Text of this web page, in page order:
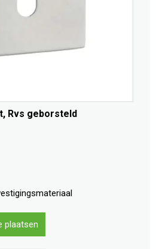
Rvs geborsteld
plaatsen